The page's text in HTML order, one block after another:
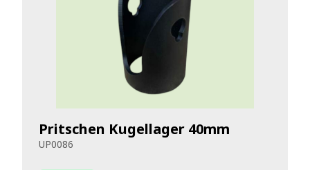
Pritschen Kugellager 40mm
UP0086